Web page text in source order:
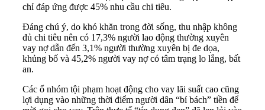
chỉ đáp ứng được 45% nhu cầu chi tiêu.
Đáng chú ý, do khó khăn trong đời sống, thu nhập không
đủ chi tiêu nên có 17,3% người lao động thường xuyên
vay nợ dẫn đến 3,1% người thường xuyên bị đe dọa,
khủng bố và 45,2% người vay nợ có tâm trạng lo lắng, bất
an.
Các ổ nhóm tội phạm hoạt động cho vay lãi suất cao cũng
lợi dụng vào những thời điểm người dân “bí bách” tiền để